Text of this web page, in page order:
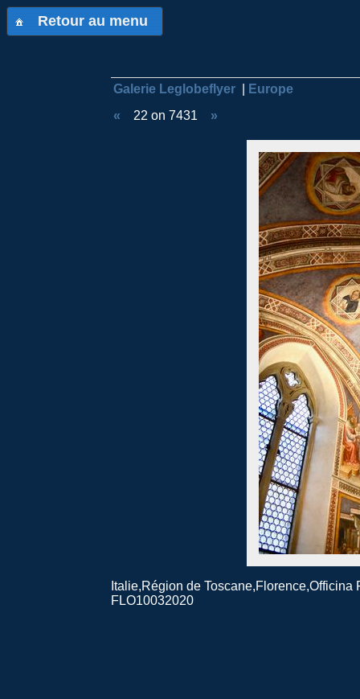
Retour au menu
Galerie Leglobeflyer
Europe
« 22 on 7431 »
Italie,Région de
FLO10032020